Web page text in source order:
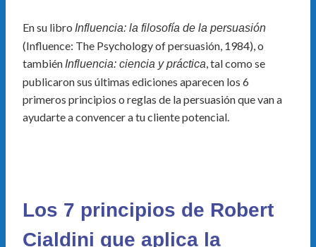
En su libro Influencia: la filosofía de la persuasión
(Influence: The Psychology of persuasión, 1984), o
también Influencia: ciencia y práctica, tal como se
publicaron sus últimas ediciones aparecen los 6
primeros principios o reglas de la persuasión que van a
ayudarte a convencer a tu cliente potencial.
Los 7 principios de Robert
Cialdini que aplica la